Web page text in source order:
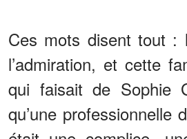
Ces mots disent tout :
l’admiration, et cette
qui faisait de Sophie
qu’une professionnelle